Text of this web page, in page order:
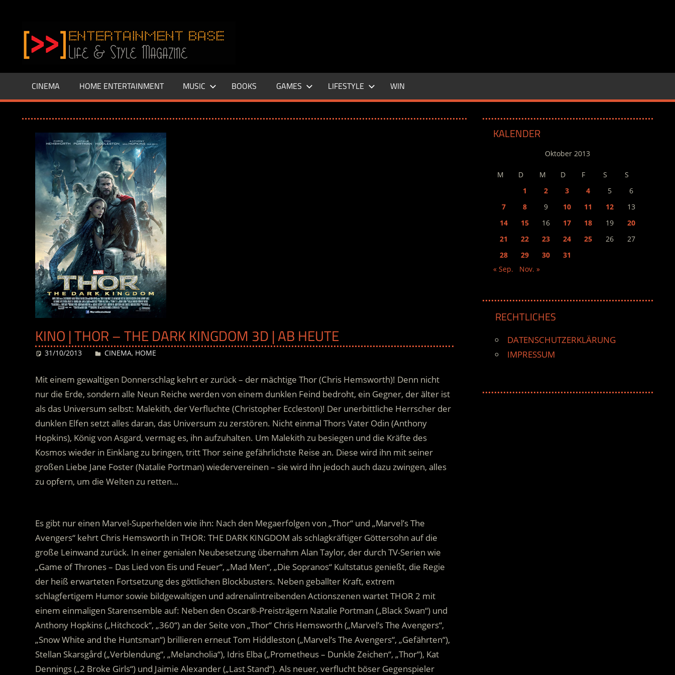
springen
–
LIFE
Base.de
CINEMA HOME ENTERTAINMENT MUSIC BOOKS GAMES LIFESTYLE WIN
KINO | THOR – THE DARK KINGDOM 3D | AB HEUTE
31/10/2013 Desiree
CINEMA, HOME
Mit einem gewaltigen Donnerschlag kehrt er zurück – der mächtige Thor (Chris Hemsworth)! Denn nicht
nur die Erde, sondern alle Neun Reiche werden von einem dunklen Feind bedroht, ein Gegner, der älter ist
als das Universum selbst: Malekith, der Verfluchte (Christopher Eccleston)! Der unerbittliche Herrscher der
dunklen Elfen setzt alles daran, das Universum zu zerstören. Nicht einmal Thors Vater Odin (Anthony
Hopkins), König von Asgard, vermag es, ihn aufzuhalten. Um Malekith zu besiegen und die Kräfte des
Kosmos wieder in Einklang zu bringen, tritt Thor seine gefährlichste Reise an. Diese wird ihn mit seiner
großen Liebe Jane Foster (Natalie Portman) wiedervereinen – sie wird ihn jedoch auch dazu zwingen, alles
zu opfern, um die Welten zu retten…
Es gibt nur einen Marvel-Superhelden wie ihn: Nach den Megaerfolgen von „Thor“ und „Marvel’s The
Avengers“ kehrt Chris Hemsworth in THOR: THE DARK KINGDOM als schlagkräftiger Göttersohn auf die
große Leinwand zurück. In einer genialen Neubesetzung übernahm Alan Taylor, der durch TV-Serien wie
„Game of Thrones – Das Lied von Eis und Feuer“, „Mad Men“, „Die Sopranos“ Kultstatus genießt, die Regie
der heiß erwarteten Fortsetzung des göttlichen Blockbusters. Neben geballter Kraft, extrem
schlagfertigem Humor sowie bildgewaltigen und adrenalintreibenden Actionszenen wartet THOR 2 mit
einem einmaligen Starensemble auf: Neben den Oscar®-Preisträgern Natalie Portman („Black Swan“) und
Anthony Hopkins („Hitchcock“, „360“) an der Seite von „Thor“ Chris Hemsworth („Marvel’s The Avengers“,
„Snow White and the Huntsman“) brillieren erneut Tom Hiddleston („Marvel’s The Avengers“, „Gefährten“),
Stellan Skarsgård („Verblendung“, „Melancholia“), Idris Elba („Prometheus – Dunkle Zeichen“, „Thor“), Kat
Dennings („2 Broke Girls“) und Jaimie Alexander („Last Stand“). Als neuer, verflucht böser Gegenspieler
KALENDER
Oktober 2013
M D M D F S
S
1
2 3 4 5
6
7
8 9 10 11 12
13
14
15 16 17 18 19
20
21
22 23 24 25 26
27
28
29 30
31
« Sep.
Nov. »
RECHTLICHES
DATENSCHUTZERKLÄRUNG
IMPRESSUM